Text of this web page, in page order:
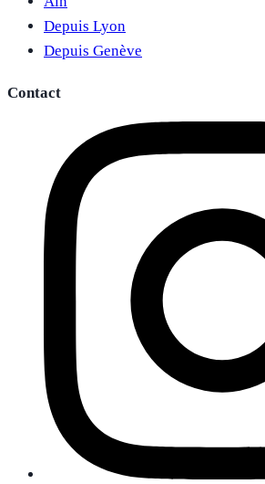
Depuis Lyon
Depuis Genève
Contact